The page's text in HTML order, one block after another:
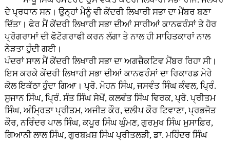
ਦੇ ਪ੍ਰਧਾਨ ਸਨ। ਉਨ੍ਹਾਂ ਮੈਨੂੰ ਵੀ ਕੇਂਦਰੀ ਲਿਖਾਰੀ ਸਭਾ ਦਾ ਮੈਂਬਰ ਬਣਾ
ਦਿੱਤਾ। ਫੇਰ ਮੈਂ ਕੇਂਦਰੀ ਲਿਖਾਰੀ ਸਭਾ ਦੀਆਂ ਸਾਰੀਆਂ ਕਾਨਫਰੰਸਾਂ ਤੇ ਹੋਰ
ਪ੍ਰੋਗਰਾਮਾਂ ਦੀ ਫੋਟੋਗਰਾਫੀ ਕਰਨ ਲੱਗਾ ਤੇ ਨਾਲ ਹੀ ਸਾਹਿਤਕਾਰਾਂ ਨਾਲ
ਨੇੜਤਾ ਹੁੰਦੀ ਗਈ।
ਪੰਦਰਾਂ ਸਾਲ ਮੈਂ ਕੇਂਦਰੀ ਲਿਖਾਰੀ ਸਭਾ ਦਾ ਅਗਜ਼ੈਕਟਿਵ ਮੈਂਬਰ ਰਿਹਾ ਸੀ।
ਇਸ ਕਰਕੇ ਕੇਂਦਰੀ ਲਿਖਾਰੀ ਸਭਾ ਦੀਆਂ ਕਾਨਫਰੰਸਾਂ ਦਾ ਰਿਕਾਰਡ ਮੇਰੇ
ਕੋਲ ਇਕੱਠਾ ਹੁੰਦਾ ਗਿਆ। ਪ੍ਰੋ. ਮੋਹਨ ਸਿੰਘ, ਜਸਵੰਤ ਸਿੰਘ ਕੰਵਲ, ਪ੍ਰਿੰ.
ਸੁਜਾਨ ਸਿੰਘ, ਪ੍ਰਿੰ. ਸੰਤ ਸਿੰਘ ਸੇਖੋਂ, ਕਲਵੰਤ ਸਿੰਘ ਵਿਰਕ, ਪ੍ਰੋ. ਪ੍ਰੀਤਮ
ਸਿੰਘ, ਅੰਮ੍ਰਿਤਾ ਪ੍ਰੀਤਮ, ਅਜੀਤ ਕੌਰ, ਦਲੀਪ ਕੌਰ ਟਿਵਾਣਾ, ਪ੍ਰਭਜੋਤ
ਕੌਰ, ਨਰਿੰਦਰ ਪਾਲ ਸਿੰਘ, ਕਪੂਰ ਸਿੰਘ ਘੁੰਮਣ, ਗੁਰਮੁਖ ਸਿੰਘ ਮੁਸਾਫ਼ਿਰ,
ਗਿਆਨੀ ਲਾਲ ਸਿੰਘ, ਗੁਰਬਖ਼ਸ਼ ਸਿੰਘ ਪ੍ਰੀਤਲੜੀ, ਡਾ. ਮਹਿੰਦਰ ਸਿੰਘ